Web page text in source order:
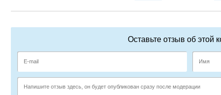
Оставьте отзыв об этой